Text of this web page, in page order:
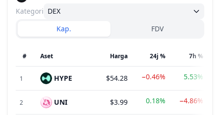
Kategori DEX
Kap.
FDV
# Aset Harga 24j % 7h %
1 HYPE $54.28 −0.46% 5.53%
2 UNI $3.99 0.18% −4.86%